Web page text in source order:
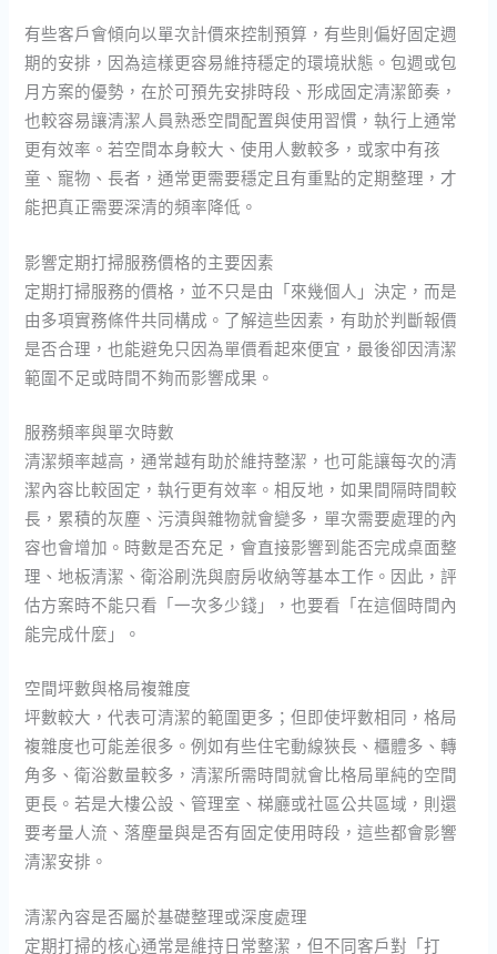
有些客戶會傾向以單次計價來控制預算，有些則偏好固定週
期的安排，因為這樣更容易維持穩定的環境狀態。包週或包
月方案的優勢，在於可預先安排時段、形成固定清潔節奏，
也較容易讓清潔人員熟悉空間配置與使用習慣，執行上通常
更有效率。若空間本身較大、使用人數較多，或家中有孩
童、寵物、長者，通常更需要穩定且有重點的定期整理，才
能把真正需要深清的頻率降低。
影響定期打掃服務價格的主要因素
定期打掃服務的價格，並不只是由「來幾個人」決定，而是
由多項實務條件共同構成。了解這些因素，有助於判斷報價
是否合理，也能避免只因為單價看起來便宜，最後卻因清潔
範圍不足或時間不夠而影響成果。
服務頻率與單次時數
清潔頻率越高，通常越有助於維持整潔，也可能讓每次的清
潔內容比較固定，執行更有效率。相反地，如果間隔時間較
長，累積的灰塵、污漬與雜物就會變多，單次需要處理的內
容也會增加。時數是否充足，會直接影響到能否完成桌面整
理、地板清潔、衛浴刷洗與廚房收納等基本工作。因此，評
估方案時不能只看「一次多少錢」，也要看「在這個時間內
能完成什麼」。
空間坪數與格局複雜度
坪數較大，代表可清潔的範圍更多；但即使坪數相同，格局
複雜度也可能差很多。例如有些住宅動線狹長、櫃體多、轉
角多、衛浴數量較多，清潔所需時間就會比格局單純的空間
更長。若是大樓公設、管理室、梯廳或社區公共區域，則還
要考量人流、落塵量與是否有固定使用時段，這些都會影響
清潔安排。
清潔內容是否屬於基礎整理或深度處理
定期打掃的核心通常是維持日常整潔，但不同客戶對「打